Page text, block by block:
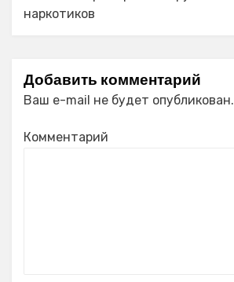
наркотиков
Добавить комментарий
Ваш e-mail не будет опубликован.
Комментарий